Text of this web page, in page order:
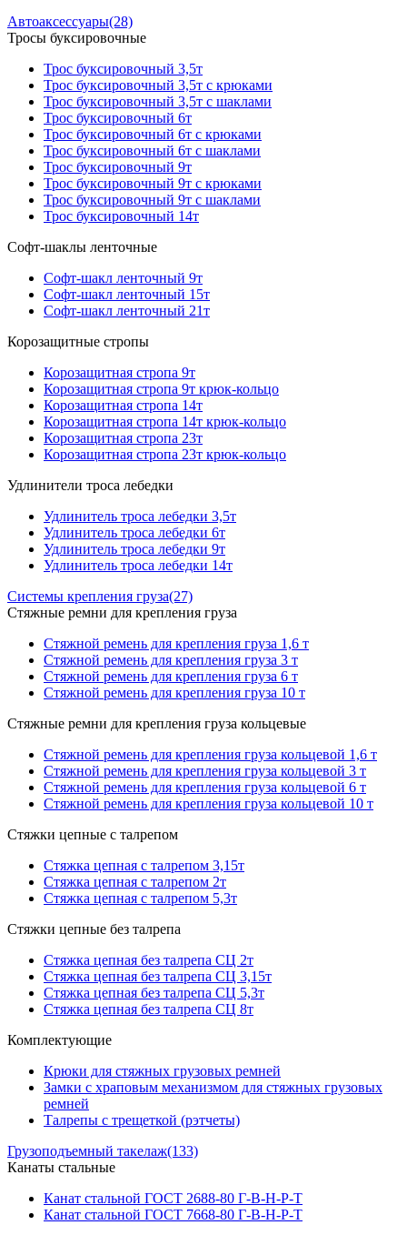
Автоаксессуары(28)
Тросы буксировочные
Трос буксировочный 3,5т
Трос буксировочный 3,5т с крюками
Трос буксировочный 3,5т с шаклами
Трос буксировочный 6т
Трос буксировочный 6т с крюками
Трос буксировочный 6т с шаклами
Трос буксировочный 9т
Трос буксировочный 9т с крюками
Трос буксировочный 9т с шаклами
Трос буксировочный 14т
Софт-шаклы ленточные
Софт-шакл ленточный 9т
Софт-шакл ленточный 15т
Софт-шакл ленточный 21т
Корозащитные стропы
Корозащитная стропа 9т
Корозащитная стропа 9т крюк-кольцо
Корозащитная стропа 14т
Корозащитная стропа 14т крюк-кольцо
Корозащитная стропа 23т
Корозащитная стропа 23т крюк-кольцо
Удлинители троса лебедки
Удлинитель троса лебедки 3,5т
Удлинитель троса лебедки 6т
Удлинитель троса лебедки 9т
Удлинитель троса лебедки 14т
Системы крепления груза(27)
Стяжные ремни для крепления груза
Стяжной ремень для крепления груза 1,6 т
Стяжной ремень для крепления груза 3 т
Стяжной ремень для крепления груза 6 т
Стяжной ремень для крепления груза 10 т
Стяжные ремни для крепления груза кольцевые
Стяжной ремень для крепления груза кольцевой 1,6 т
Стяжной ремень для крепления груза кольцевой 3 т
Стяжной ремень для крепления груза кольцевой 6 т
Стяжной ремень для крепления груза кольцевой 10 т
Стяжки цепные с талрепом
Стяжка цепная с талрепом 3,15т
Стяжка цепная с талрепом 2т
Стяжка цепная с талрепом 5,3т
Стяжки цепные без талрепа
Стяжка цепная без талрепа СЦ 2т
Стяжка цепная без талрепа СЦ 3,15т
Стяжка цепная без талрепа СЦ 5,3т
Стяжка цепная без талрепа СЦ 8т
Комплектующие
Крюки для стяжных грузовых ремней
Замки с храповым механизмом для стяжных грузовых
ремней
Талрепы с трещеткой (рэтчеты)
Грузоподъемный такелаж(133)
Канаты стальные
Канат стальной ГОСТ 2688-80 Г-В-Н-Р-Т
Канат стальной ГОСТ 7668-80 Г-В-Н-Р-Т